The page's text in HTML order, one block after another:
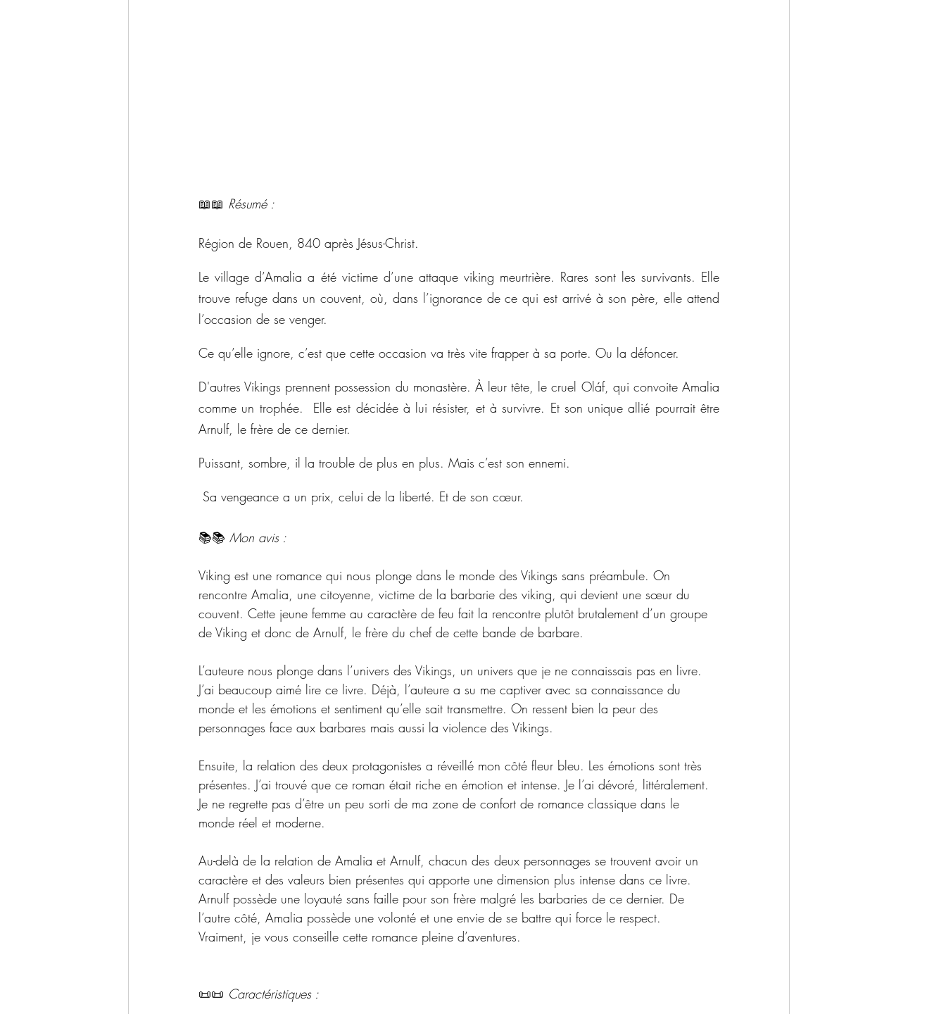
📖📖 Résumé :
Région de Rouen, 840 après Jésus-Christ.
Le village d’Amalia a été victime d’une attaque viking meurtrière. Rares sont les survivants. Elle
trouve refuge dans un couvent, où, dans l’ignorance de ce qui est arrivé à son père, elle attend
l’occasion de se venger.
Ce qu’elle ignore, c’est que cette occasion va très vite frapper à sa porte. Ou la défoncer.
D'autres Vikings prennent possession du monastère. À leur tête, le cruel Oláf, qui convoite Amalia
comme un trophée.  Elle est décidée à lui résister, et à survivre. Et son unique allié pourrait être
Arnulf, le frère de ce dernier.
Puissant, sombre, il la trouble de plus en plus. Mais c’est son ennemi.
Sa vengeance a un prix, celui de la liberté. Et de son cœur.
📚📚 Mon avis :
Viking est une romance qui nous plonge dans le monde des Vikings sans préambule. On
rencontre Amalia, une citoyenne, victime de la barbarie des viking, qui devient une sœur du
couvent. Cette jeune femme au caractère de feu fait la rencontre plutôt brutalement d’un groupe
de Viking et donc de Arnulf, le frère du chef de cette bande de barbare.
L’auteure nous plonge dans l’univers des Vikings, un univers que je ne connaissais pas en livre.
J’ai beaucoup aimé lire ce livre. Déjà, l’auteure a su me captiver avec sa connaissance du
monde et les émotions et sentiment qu’elle sait transmettre. On ressent bien la peur des
personnages face aux barbares mais aussi la violence des Vikings.
Ensuite, la relation des deux protagonistes a réveillé mon côté fleur bleu. Les émotions sont très
présentes. J’ai trouvé que ce roman était riche en émotion et intense. Je l’ai dévoré, littéralement.
Je ne regrette pas d’être un peu sorti de ma zone de confort de romance classique dans le
monde réel et moderne.
Au-delà de la relation de Amalia et Arnulf, chacun des deux personnages se trouvent avoir un
caractère et des valeurs bien présentes qui apporte une dimension plus intense dans ce livre.
Arnulf possède une loyauté sans faille pour son frère malgré les barbaries de ce dernier. De
l’autre côté, Amalia possède une volonté et une envie de se battre qui force le respect.
Vraiment, je vous conseille cette romance pleine d’aventures.
📜📜 Caractéristiques :